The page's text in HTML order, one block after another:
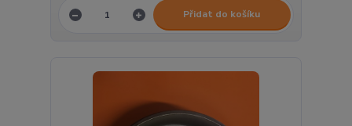
Přidat do košíku